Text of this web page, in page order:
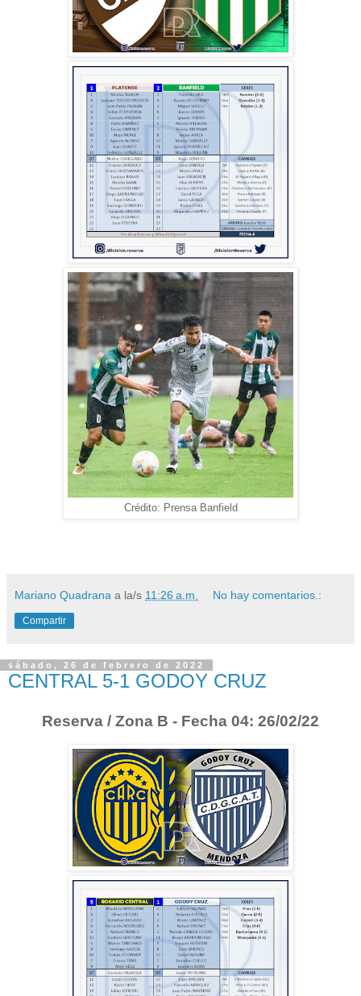
Crédito: Prensa Banfield
Mariano Quadrana a la/s 11:26 a.m. No hay comentarios.:
Compartir
sábado, 26 de febrero de 2022
CENTRAL 5-1 GODOY CRUZ
Reserva / Zona B - Fecha 04: 26/02/22